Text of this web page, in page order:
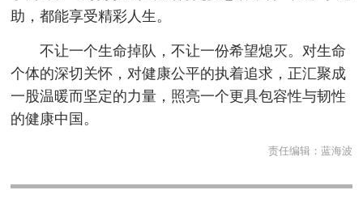
助，都能享受精彩人生。
不让一个生命掉队，不让一份希望熄灭。对生命
个体的深切关怀，对健康公平的执着追求，正汇聚成
一股温暖而坚定的力量，照亮一个更具包容性与韧性
的健康中国。
责任编辑： 蓝海波